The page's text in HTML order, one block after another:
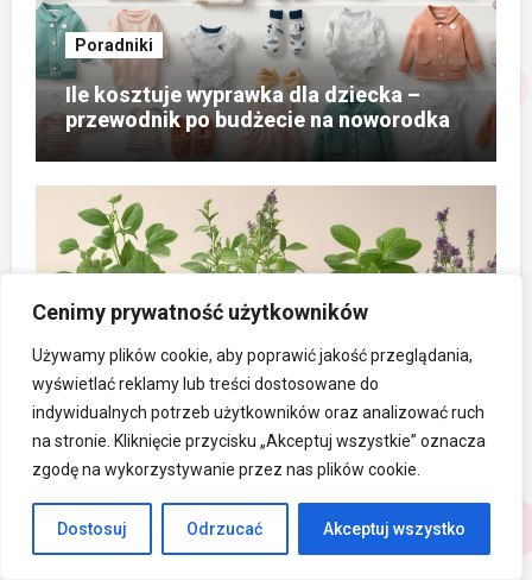
Cenimy prywatność użytkowników
Używamy plików cookie, aby poprawić jakość przeglądania,
wyświetlać reklamy lub treści dostosowane do
indywidualnych potrzeb użytkowników oraz analizować ruch
na stronie. Kliknięcie przycisku „Akceptuj wszystkie” oznacza
zgodę na wykorzystywanie przez nas plików cookie.
Dostosuj Odrzucać Akceptuj wszystko
Poradniki
Ile kosztuje wyprawka dla dziecka –
przewodnik po budżecie na noworodka
Poradniki
Lebioda: chwast czy cenne warzywo o
właściwościach leczniczych?